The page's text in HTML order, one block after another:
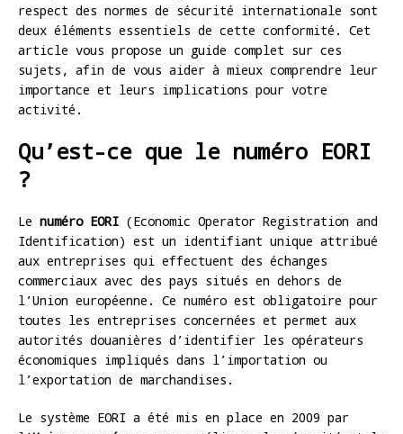
respect des normes de sécurité internationale sont
deux éléments essentiels de cette conformité. Cet
article vous propose un guide complet sur ces
sujets, afin de vous aider à mieux comprendre leur
importance et leurs implications pour votre
activité.
Qu’est-ce que le numéro EORI
?
Le numéro EORI (Economic Operator Registration and
Identification) est un identifiant unique attribué
aux entreprises qui effectuent des échanges
commerciaux avec des pays situés en dehors de
l’Union européenne. Ce numéro est obligatoire pour
toutes les entreprises concernées et permet aux
autorités douanières d’identifier les opérateurs
économiques impliqués dans l’importation ou
l’exportation de marchandises.
Le système EORI a été mis en place en 2009 par